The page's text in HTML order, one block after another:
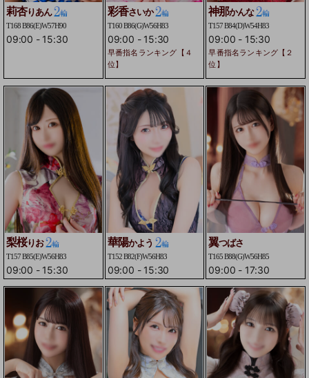
莉杏りあん
T168 B86(E)W57H90
09:00 - 15:30
彩香さいか
T160 B86(G)W56H83
09:00 - 15:30
早番指名ランキング【４
位】
神那かんな
T157 B84(D)W54H83
09:00 - 15:30
早番指名ランキング【２
位】
梨桜りお
T157 B85(E)W56H83
09:00 - 15:30
華陽かよう
T152 B82(F)W56H83
09:00 - 15:30
翼つばさ
T165 B88(G)W56H85
09:00 - 17:30